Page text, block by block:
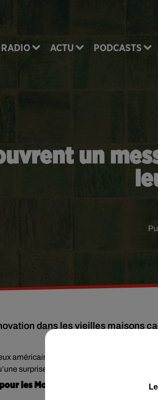
RADIO ACTU PODCASTS
un
dans les vieilles maisons
américains habitant à San José en
surprise les attendait derrière les
les Money de la pièce